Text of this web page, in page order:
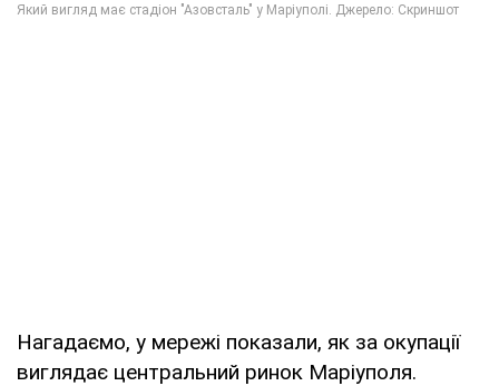
Нагадаємо, у мережі показали, як за окупації
виглядає центральний ринок Маріуполя.